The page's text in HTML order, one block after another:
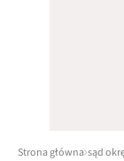
Strona główna sąd